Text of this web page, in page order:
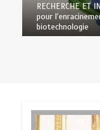
RECHERCHE ET
pour
biotechnologie